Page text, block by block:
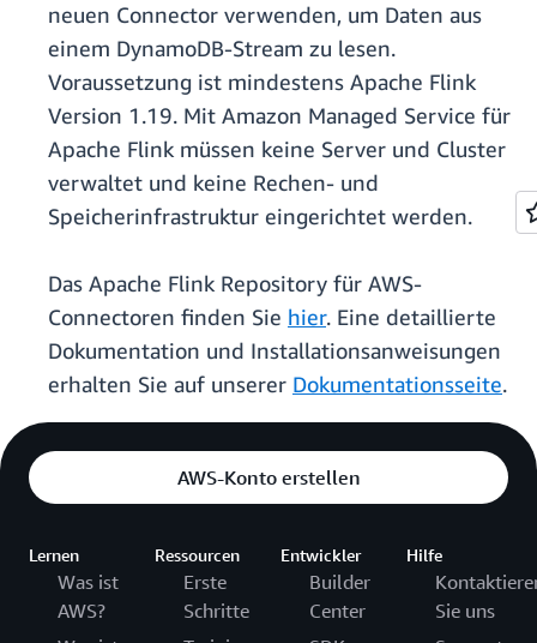
neuen Connector verwenden, um Daten aus
einem DynamoDB-Stream zu lesen.
Voraussetzung ist mindestens Apache Flink
Version 1.19. Mit Amazon Managed Service für
Apache Flink müssen keine Server und Cluster
verwaltet und keine Rechen- und
Speicherinfrastruktur eingerichtet werden.
Das Apache Flink Repository für AWS-
Connectoren finden Sie hier. Eine detaillierte
Dokumentation und Installationsanweisungen
erhalten Sie auf unserer Dokumentationsseite.
AWS-Konto erstellen
Lernen
Was ist
AWS?
Ressourcen
Erste
Schritte
Entwickler
Builder
Center
Hilfe
Sie uns